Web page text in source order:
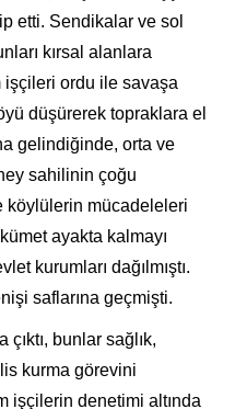
etti. Sendikalar ve sol
kırsal alanlara
işçileri ordu ile savaşa
düşürerek topraklara el
gelindiğinde, orta ve
sahilinin çoğu
köylülerin mücadeleleri
ayakta kalmayı
kurumları dağılmıştı.
saflarına geçmişti.
bunlar sağlık,
kurma görevini
işçilerin denetimi altında